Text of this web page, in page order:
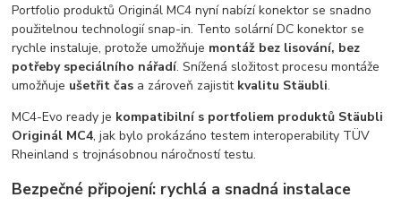
Portfolio produktů Originál MC4 nyní nabízí konektor se snadno
použitelnou technologií snap-in. Tento solární DC konektor se
rychle instaluje, protože umožňuje montáž bez lisování, bez
potřeby speciálního nářadí. Snížená složitost procesu montáže
umožňuje ušetřit čas a zároveň zajistit kvalitu Stäubli.
MC4-Evo ready je kompatibilní s portfoliem produktů Stäubli
Originál MC4, jak bylo prokázáno testem interoperability TÜV
Rheinland s trojnásobnou náročností testu.
Bezpečné připojení: rychlá a snadná instalace